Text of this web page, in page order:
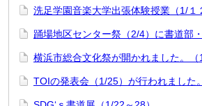
洗足学園音楽大学出張体験授業（1/１
踊場地区センター祭（2/4）に書道部
横浜市総合文化祭が開かれました。（
TOIの発表会（1/25）が行われました。